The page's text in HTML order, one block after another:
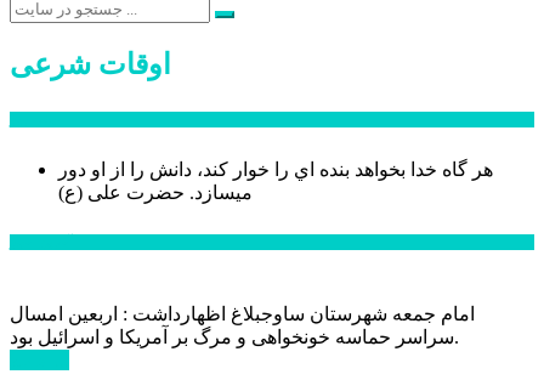
اوقات شرعی
هر گاه خدا بخواهد بنده اي را خوار كند، دانش را از او دور
میسازد. حضرت علی (ع)
امام جمعه شهرستان ساوجبلاغ اظهارداشت : اربعین امسال
سراسر حماسه خونخواهی و مرگ بر آمریکا و اسرائیل بود.